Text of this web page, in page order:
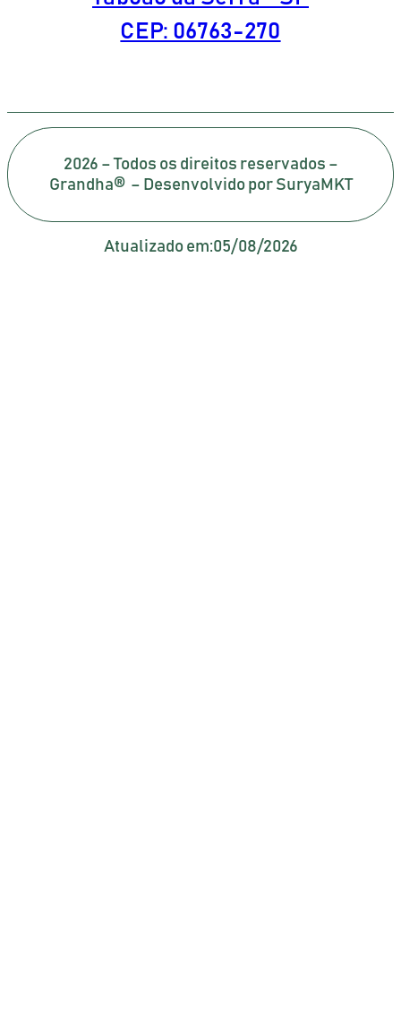
CEP: 06763-270
2026 – Todos os direitos reservados –
Grandha® – Desenvolvido por SuryaMKT
Atualizado em:05/08/2026